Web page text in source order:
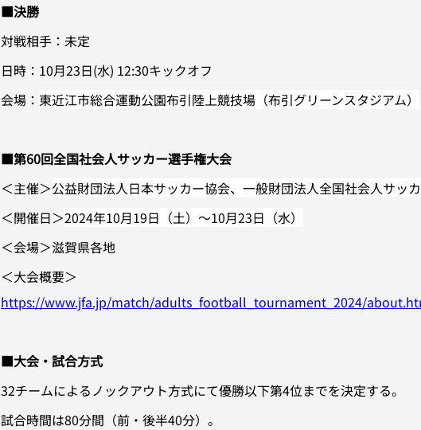
■決勝
対戦相手：未定
日時：10月23日(水) 12:30キックオフ
会場： 東近江市総合運動公園布引陸上競技場（布引グリーンスタジアム）
■第60回全国社会人サッカー選手権大会
＜主催＞公益財団法人日本サッカー協会、一般財団法人全国社会人サッ
＜開催日＞2024年10月19日（土）～10月23日（水）
＜会場＞滋賀県各地
＜大会概要＞
https://www.jfa.jp/match/adults_football_tournament_2024/
■大会・試合方式
32チームによるノックアウト方式にて優勝以下第4位までを決定する。
試合時間は80分間（前・後半40分）。